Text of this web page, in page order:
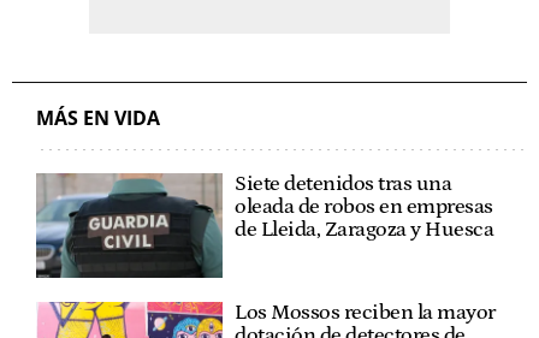
MÁS EN VIDA
Siete detenidos tras una
oleada de robos en empresas
de Lleida, Zaragoza y Huesca
Los Mossos reciben la mayor